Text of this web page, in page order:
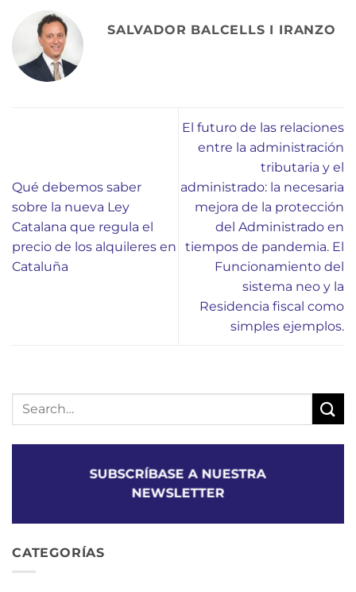
SALVADOR BALCELLS I IRANZO
Qué debemos saber
sobre la nueva Ley
Catalana que regula el
precio de los alquileres en
Cataluña
El futuro de las relaciones
entre la administración
tributaria y el
administrado: la necesaria
mejora de la protección
del Administrado en
tiempos de pandemia. El
Funcionamiento del
sistema neo y la
Residencia fiscal como
simples ejemplos.
SUBSCRÍBASE A NUESTRA
NEWSLETTER
CATEGORÍAS